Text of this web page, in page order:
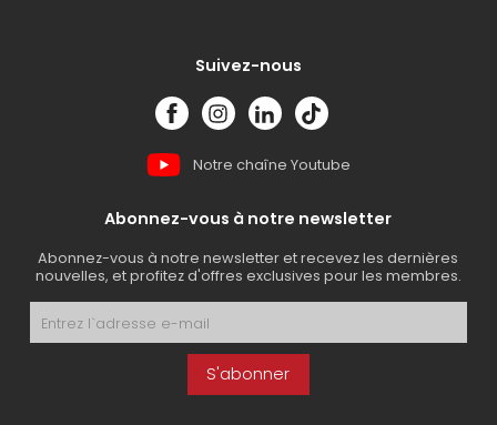
Suivez-nous
Notre chaîne Youtube
Abonnez-vous à notre newsletter
Abonnez-vous à notre newsletter et recevez les dernières
nouvelles, et profitez d'offres exclusives pour les membres.
S'abonner